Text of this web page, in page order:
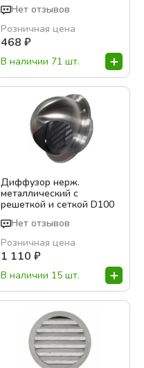
Нет отзывов
Розничная цена
468 ₽
В наличии 71 шт.
Диффузор нерж.
металлический с
решеткой и сеткой D100
Нет отзывов
Розничная цена
1 110 ₽
В наличии 15 шт.